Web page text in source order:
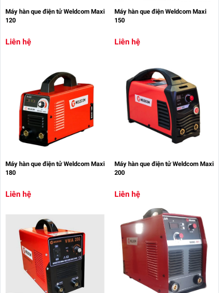
Máy hàn que điện tử Weldcom Maxi
120
Liên hệ
Máy hàn que điện Weldcom Maxi
150
Liên hệ
Máy hàn que điện tử Weldcom Maxi
180
Liên hệ
Máy hàn que điện tử Weldcom Maxi
200
Liên hệ